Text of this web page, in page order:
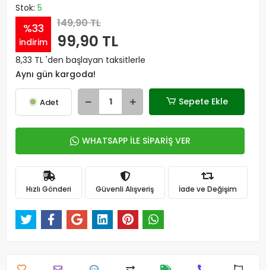
Stok: 5
%33
indirim
149,90 TL
99,90 TL
8,33 TL 'den başlayan taksitlerle
Aynı gün kargoda!
Adet Sepete Ekle
WHATSAPP İLE SİPARİŞ VER
Hızlı Gönderi Güvenli Alışveriş İade ve Değişim